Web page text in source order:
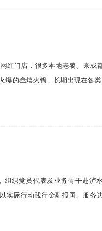
红门店，很多本地老饕、来成
爆的叁熺火锅，长期出现在各类
组织党员代表及业务骨干赴泸
实际行动践行金融报国、服务